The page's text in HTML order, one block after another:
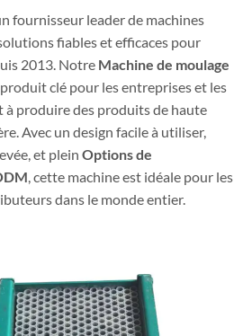
fournisseur leader de machines
fiables et efficaces pour
2013. Notre Machine de moulage
clé pour les entreprises et les
produire des produits de haute
Avec un design facile à utiliser,
et plein Options de
, cette machine est idéale pour les
dans le monde entier.